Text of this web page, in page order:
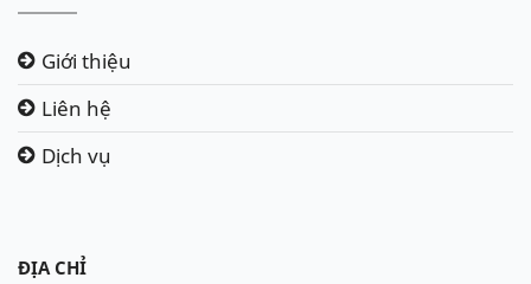
Giới thiệu
Liên hệ
Dịch vụ
ĐỊA CHỈ